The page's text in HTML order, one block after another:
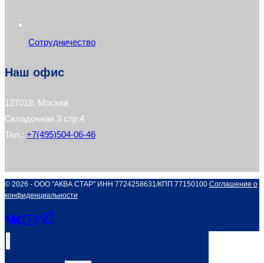
Сотрудничество
Наш офис
127018, Москва
Складочная 3 стр.4
Тел.: +7(495)504-06-46
© 2026 - ООО "АКВА СТАР" ИНН 7724258631/КПП 77150100 Соглашение о
конфиденциальности